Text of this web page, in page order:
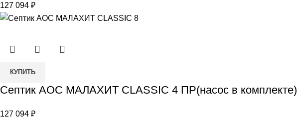
МАЛАХИТ
CLASSIC
127 094 ₽
Количество
Септик
МАЛАХИТ
КУПИТЬ
Септик АОС МАЛАХИТ CLASSIC 4 ПР(насос в комплекте)
127 094 ₽